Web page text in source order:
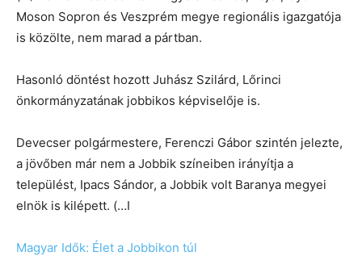
Moson Sopron és Veszprém megye regionális igazgatója
is közölte, nem marad a pártban.
Hasonló döntést hozott Juhász Szilárd, Lőrinci
önkormányzatának jobbikos képviselője is.
Devecser polgármestere, Ferenczi Gábor szintén jelezte,
a jövőben már nem a Jobbik színeiben irányítja a
települést, Ipacs Sándor, a Jobbik volt Baranya megyei
elnök is kilépett. (…I
Magyar Idők: Élet a Jobbikon túl